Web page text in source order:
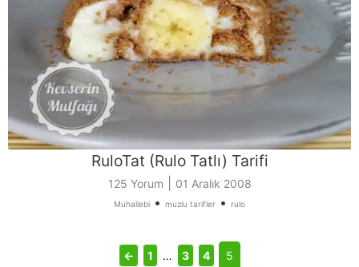
RuloTat (Rulo Tatlı) Tarifi
125 Yorum 01 Aralık 2008
Muhallebi • muzlu tarifler • rulo
← 1 … 3 4 5